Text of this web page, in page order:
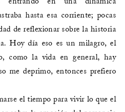
hasta esa corriente; pocas
de reflexionar sobre la historia
Hoy día eso es un milagro, el
como la vida en general, hay
me deprimo, entonces prefiero
el tiempo para vivir lo que el